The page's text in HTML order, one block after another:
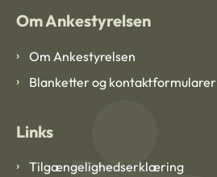
Om Ankestyrelsen
Om Ankestyrelsen
Blanketter og kontaktformularer
Links
Tilgængelighedserklæring